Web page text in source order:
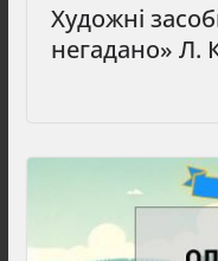
Художні
негадано» Л.